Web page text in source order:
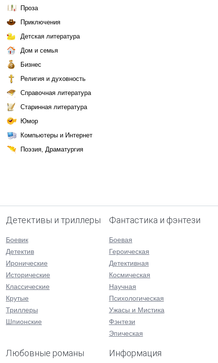
Проза
Приключения
Детская литература
Дом и семья
Бизнес
Религия и духовность
Справочная литература
Старинная литература
Юмор
Компьютеры и Интернет
Поэзия, Драматургия
Детективы и триллеры
Боевик
Детектив
Иронические
Исторические
Классические
Крутые
Триллеры
Шпионские
Фантастика и фэнтези
Боевая
Героическая
Детективная
Космическая
Научная
Психологическая
Ужасы и Мистика
Фэнтези
Эпическая
Любовные романы Информация